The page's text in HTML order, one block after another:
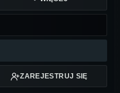
ZAREJESTRUJ SIĘ